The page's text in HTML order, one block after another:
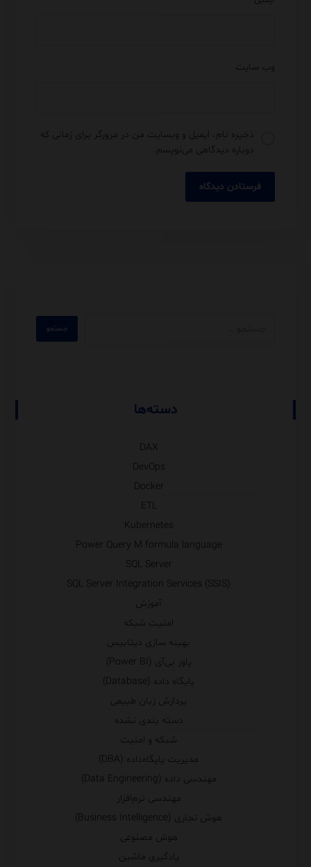
وب‌ سایت
ذخیره نام، ایمیل و وبسایت من در مرورگر برای زمانی که
دوباره دیدگاهی می‌نویسم.
دسته‌ها
DAX
DevOps
Docker
ETL
Kubernetes
Power Query M formula language
SQL Server
SQL Server Integration Services (SSIS)
آموزش
امنیت شبکه
بهینه سازی دیتابیس
پاور بی‌آی (Power BI)
پایگاه داده (Database)
پردازش زبان طبیعی
دسته بندی نشده
شبکه و امنیت
مدیریت پایگاه‌داده (DBA)
مهندسی داده (Data Engineering)
مهندسی نرم‌افزار
هوش تجاری (Business Intelligence)
هوش مصنوعی
یادگیری ماشین